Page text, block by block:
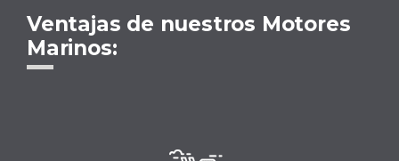
Ventajas de nuestros Motores
Marinos: